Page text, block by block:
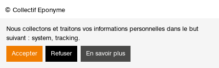
Nous collectons et traitons vos informations personnelles dans le but
suivant : system, tracking.
Accepter Refuser En savoir plus
© Collectif Eponyme
de l’exposition, de rencontrer certains artistes ainsi que les
nombreux acteurs mobilisés autour du projet.
Lors des nocturnes R E G A R D S • Et si nous parlions d’art ?, les
étudiants sont présents pour témoigner de leurs expériences en